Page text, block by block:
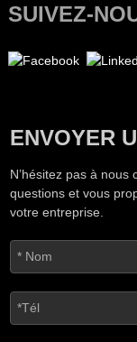
SUIVEZ-
ENVOYER
N’hésitez pas à
questions et vous
votre entreprise.